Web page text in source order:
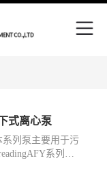
式离心泵
列泵主要用于污
系列液